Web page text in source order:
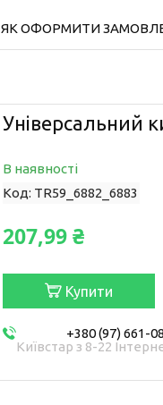
ЯК ОФОРМИТИ
Універсальний
В наявності
Код: TR59_6882_6883
207,99 ₴
Купити
+380 (97) 661-
Київстар з 8-22